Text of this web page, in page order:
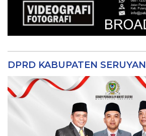
DPRD KABUPATEN SERUYAN